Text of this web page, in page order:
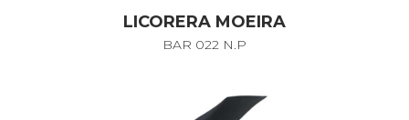
LICORERA MOEIRA
BAR 022 N.P